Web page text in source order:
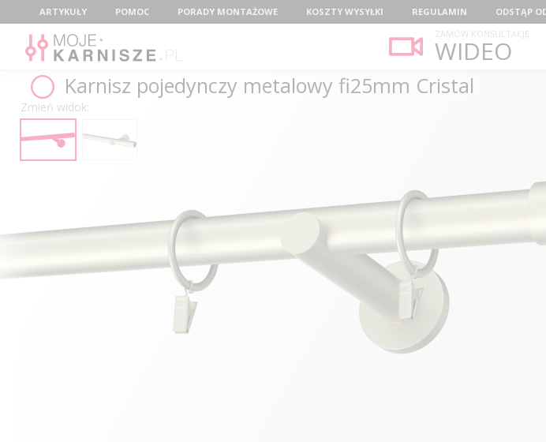
MenuARTYKUŁY POMOC PORADY MONTAŻOWE KOSZTY WYSYŁKI REGULAMIN ODSTĄP
ZAMÓW KONSULTACJĘ
WIDEO
Karnisz pojedynczy metalowy fi25mm Cristal
Zmień widok: